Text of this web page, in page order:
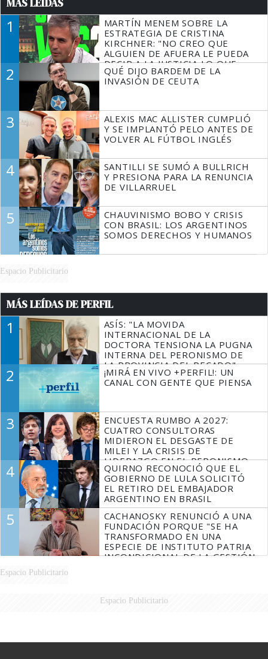
MÁS LEÍDAS
1
MARTÍN MENEM SOBRE LA
ESTRATEGIA DE CRISTINA
KIRCHNER: "NO CREO QUE
ALGUIEN DE AFUERA LE PUEDA
DECIR A LA JUSTICIA LO QUE
TIENE QUE HACER"
2
QUÉ DIJO BARDEM DE LA
INVASIÓN DE CEUTA
3
ALEXIS MAC ALLISTER CUMPLIÓ
Y SE IMPLANTÓ PELO ANTES DE
VOLVER AL FÚTBOL INGLÉS
4
SANTILLI SE SUMÓ A BULLRICH
Y PRESIONA PARA LA RENUNCIA
DE VILLARRUEL
5
CHAUVINISMO BOBO Y CRISIS
CON BRASIL: LOS ARGENTINOS
SOMOS DERECHOS Y HUMANOS
Espacio Publicitario
MÁS LEÍDAS DE PERFIL
1
ASÍS: "LA MOVIDA
INTERNACIONAL DE LA
DOCTORA TENSIONA LA PUGNA
INTERNA DEL PERONISMO DE
LA PROVINCIA DEL PECADO"
2
¡MIRÁ EN VIVO +PERFIL!: UN
CANAL CON GENTE QUE PIENSA
3
ENCUESTA RUMBO A 2027:
CUATRO CONSULTORAS
MIDIERON EL DESGASTE DE
MILEI Y LA CRISIS DE
LIDERAZGO EN EL PERONISMO
4
QUIRNO RECONOCIÓ QUE EL
GOBIERNO DE LULA SOLICITÓ
EL RETIRO DEL EMBAJADOR
ARGENTINO EN BRASIL
5
CACHANOSKY RENUNCIÓ A UNA
FUNDACIÓN PORQUE "SE HA
TRANSFORMADO EN UNA
ESPECIE DE INSTITUTO PATRIA
INCONDICIONAL DE LA GESTIÓN
Espacio Publicitario
Espacio Publicitario